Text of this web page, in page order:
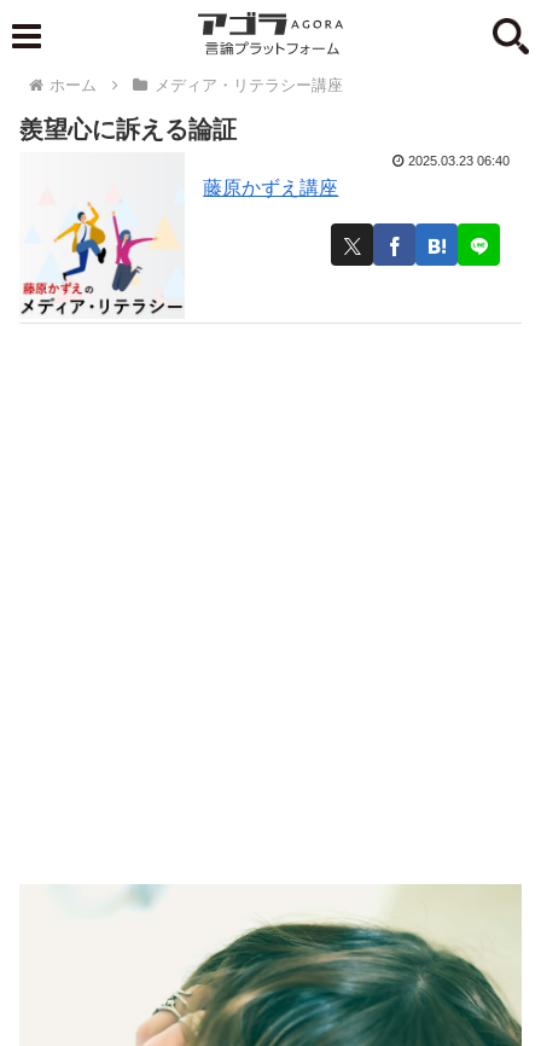
ホーム メディア・リテラシー講座
羨望心に訴える論証
藤原かずえ講座
2025.03.23 06:40